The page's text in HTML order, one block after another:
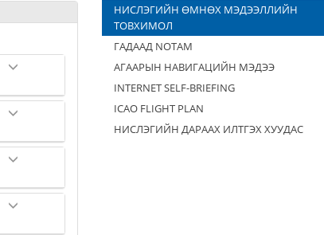
НИСЛЭГИЙН ӨМНӨХ МЭДЭЭЛЛИЙН
ТОВХИМОЛ
ГАДААД NOTAM
АГААРЫН НАВИГАЦИЙН МЭДЭЭ
INTERNET SELF-BRIEFING
ICAO FLIGHT PLAN
НИСЛЭГИЙН ДАРААХ ИЛТГЭХ ХУУДАС